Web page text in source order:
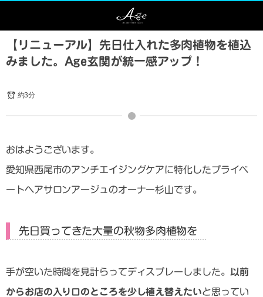
【リニューアル】先日仕入れた多肉植物を植込
みました。Age玄関が統一感アップ！
約3分
おはようございます。
愛知県西尾市のアンチエイジングケアに特化したプライベ
ートヘアサロンアージュのオーナー杉山です。
先日買ってきた大量の秋物多肉植物を
手が空いた時間を見計らってディスプレーしました。 以前
からお店の入り口のところを少し植え替えたいと思ってい